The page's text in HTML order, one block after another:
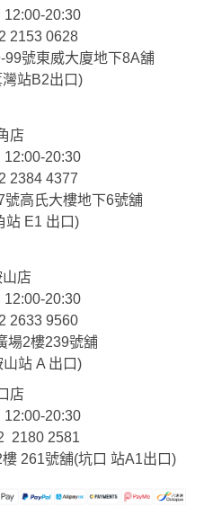
12:00-20:30
2153 0628
號東威大廈地下8A舖
B2出口)
店
12:00-20:30
2384 4377
高氏大樓地下6號舖
E1 出口)
山店
12:00-20:30
2633 9560
場2樓239號舖
A 出口)
店
12:00-20:30
2180 2581
261號舖(坑口 站A1出口)